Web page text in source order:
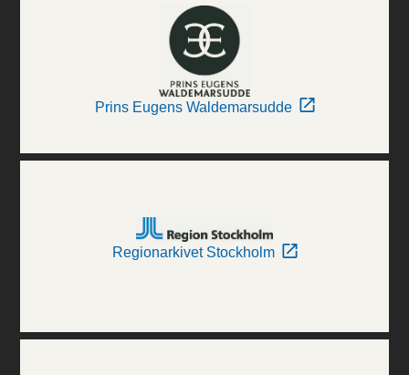
Prins Eugens Waldemarsudde
Regionarkivet Stockholm